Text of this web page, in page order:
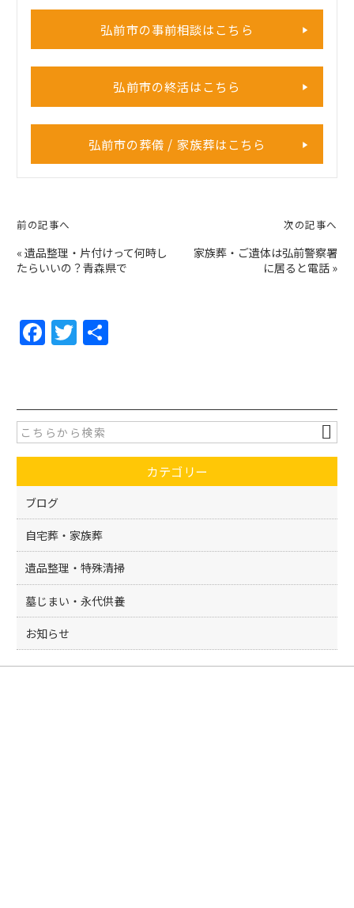
弘前市の事前相談はこちら
弘前市の終活はこちら
弘前市の葬儀 / 家族葬はこちら
前の記事へ
« 遺品整理・片付けって何時し
たらいいの？青森県で
次の記事へ
家族葬・ご遺体は弘前警察署
に居ると電話 »
F
e
b
o
o
k
T
er
カテゴリー
ブログ
自宅葬・家族葬
遺品整理・特殊清掃
墓じまい・永代供養
お知らせ